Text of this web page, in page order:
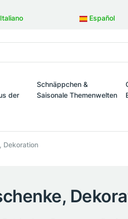
Italiano Español
der
Schnäppchen &
Saisonale Themenwelten
Dekoration